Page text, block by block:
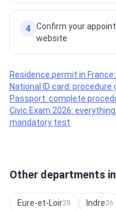
4
Confirm your
website
Residence permit in
National ID card: procedure
Passport: complete
Civic Exam 2026:
mandatory test
Other departments
Eure-et-Loir28 Indre36